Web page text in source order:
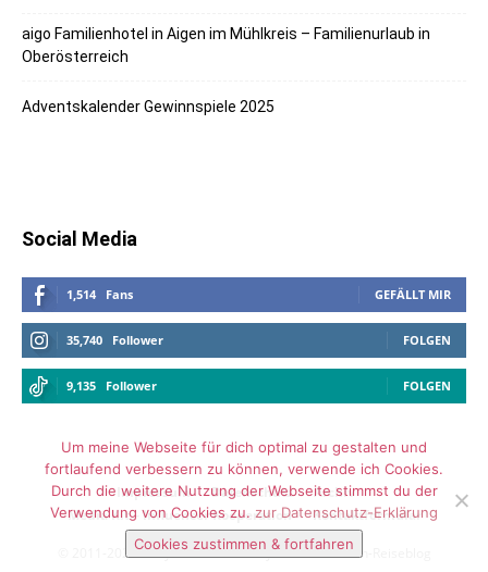
aigo Familienhotel in Aigen im Mühlkreis – Familienurlaub in
Oberösterreich
Adventskalender Gewinnspiele 2025
Social Media
1,514 Fans GEFÄLLT MIR
35,740 Follower FOLGEN
9,135 Follower FOLGEN
Impressum Datenschutz
Archiv
Media Kit – Influencer Kooperation
Kontaktformular
© 2011-2025 Vickyliebtdich - Lifestyle- und Familien-Reiseblog
Um meine Webseite für dich optimal zu gestalten und
fortlaufend verbessern zu können, verwende ich Cookies.
Durch die weitere Nutzung der Webseite stimmst du der
Verwendung von Cookies zu. zur Datenschutz-Erklärung
Cookies zustimmen & fortfahren